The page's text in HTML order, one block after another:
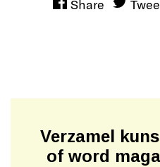
Share
Verzamel
of word